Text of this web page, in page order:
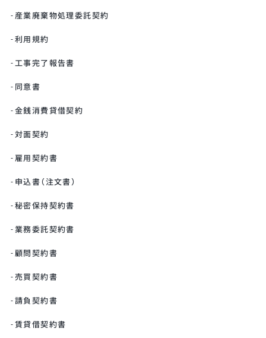
産業廃棄物処理委託契約
利用規約
工事完了報告書
同意書
金銭消費貸借契約
対面契約
雇用契約書
申込書（注文書）
秘密保持契約書
業務委託契約書
顧問契約書
売買契約書
請負契約書
賃貸借契約書